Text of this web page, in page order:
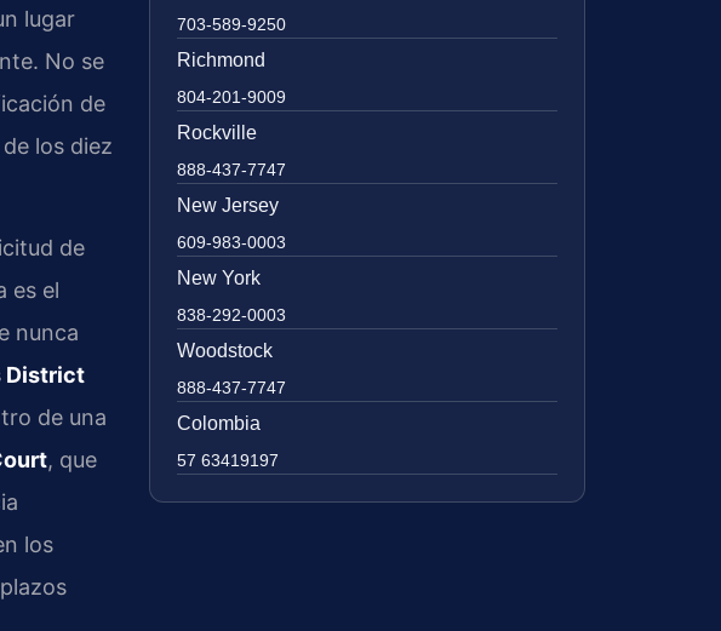
lugar
No se
de
los diez
de
es el
nunca
District
de una
, que
los
703-589-9250
Richmond
804-201-9009
Rockville
888-437-7747
New Jersey
609-983-0003
New York
838-292-0003
Woodstock
888-437-7747
Colombia
57 63419197